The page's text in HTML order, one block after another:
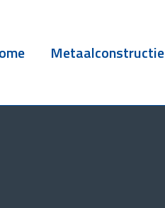
Metaalconstructie